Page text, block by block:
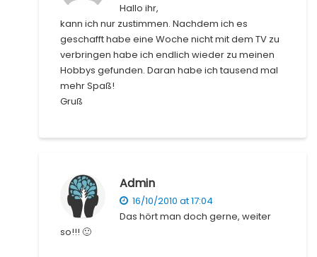
t
r
a
g
:
g
:
Hallo ihr,
kann ich nur zustimmen. Nachdem ich es
geschafft habe eine Woche nicht mit dem TV zu
verbringen habe ich endlich wieder zu meinen
Hobbys gefunden. Daran habe ich tausend mal
mehr Spaß!
Gruß
Admin
16/10/2010 at 17:04
Das hört man doch gerne, weiter
so!!! 🙂